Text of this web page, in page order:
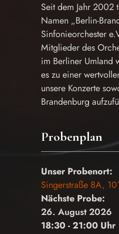
Seit dem Jahr 2002
Namen „Berlin-
Sinfonieorchester
Mitglieder des
im Berliner Umland
es zu einer
unsere Konzerte
Brandenburg
Probenplan
Unser Probenort:
Singerstraße 8A,
Nächste Probe:
26. August 2026
18:30 - 21:00 Uhr